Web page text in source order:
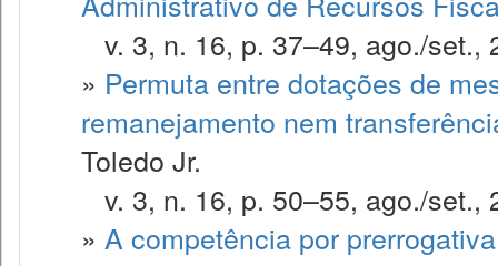
v. 3, n. 16, p. 37–49, ago./set.,
» Permuta entre dotações de
remanejamento nem
Toledo Jr.
v. 3, n. 16, p. 50–55, ago./set.,
» A competência por